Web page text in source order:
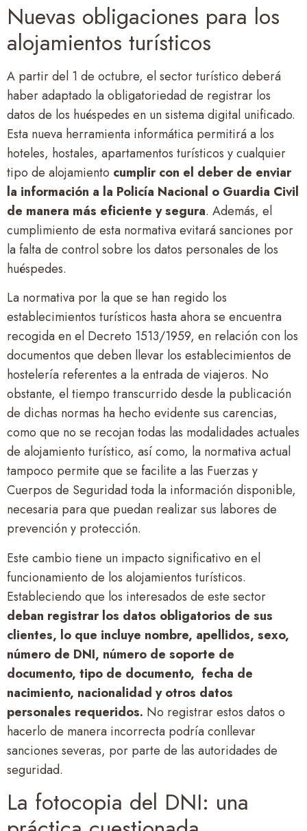
Nuevas obligaciones para los
alojamientos turísticos
A partir del 1 de octubre, el sector turístico deberá
haber adaptado la obligatoriedad de registrar los
datos de los huéspedes en un sistema digital unificado.
Esta nueva herramienta informática permitirá a los
hoteles, hostales, apartamentos turísticos y cualquier
tipo de alojamiento cumplir con el deber de enviar
la información a la Policía Nacional o Guardia Civil
de manera más eficiente y segura. Además, el
cumplimiento de esta normativa evitará sanciones por
la falta de control sobre los datos personales de los
huéspedes.
La normativa por la que se han regido los
establecimientos turísticos hasta ahora se encuentra
recogidaen el Decreto 1513/1959, en relación con los
documentos que deben llevar los establecimientos de
hostelería referentes a la entrada de viajeros. No
obstante, el tiempo transcurrido desde la publicación
de dichas normas ha hecho evidente sus carencias,
como que no se recojan todas las modalidades actuales
de alojamiento turístico, así como, la normativa actual
tampoco permite que se facilite a las Fuerzas y
Cuerpos de Seguridad toda la información disponible,
necesaria para que puedan realizar sus labores de
prevención y protección.
Este cambio tiene un impacto significativo en el
funcionamiento de los alojamientos turísticos.
Estableciendo que los interesados de este sector
deban registrar los datos obligatorios de sus
clientes, lo que incluye nombre, apellidos, sexo,
número de DNI, número de soporte de
documento, tipo de documento, fecha de
nacimiento, nacionalidad y otros datos
personales requeridos. No registrar estos datos o
hacerlo de manera incorrecta podría conllevar
sanciones severas, por parte de las autoridades de
seguridad.
La fotocopia del DNI: una